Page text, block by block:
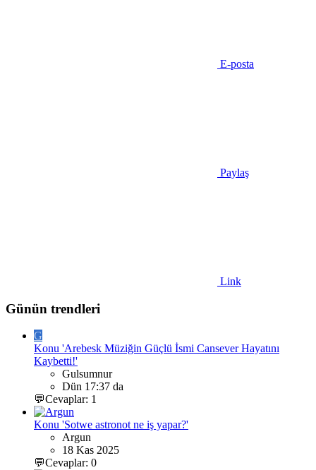
E-posta
Paylaş
Link
Günün trendleri
G
Konu 'Arebesk Müziğin Güçlü İsmi Cansever Hayatını
Kaybetti!'
Gulsumnur
Dün 17:37 da
💬Cevaplar: 1
Konu 'Sotwe astronot ne iş yapar?'
Argun
18 Kas 2025
💬Cevaplar: 0